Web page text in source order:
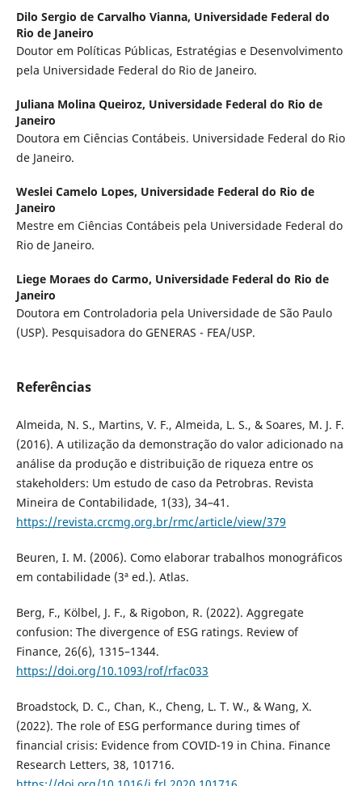
Dilo Sergio de Carvalho Vianna, Universidade Federal do
Rio de Janeiro
Doutor em Políticas Públicas, Estratégias e Desenvolvimento
pela Universidade Federal do Rio de Janeiro.
Juliana Molina Queiroz, Universidade Federal do Rio de
Janeiro
Doutora em Ciências Contábeis. Universidade Federal do Rio
de Janeiro.
Weslei Camelo Lopes, Universidade Federal do Rio de
Janeiro
Mestre em Ciências Contábeis pela Universidade Federal do
Rio de Janeiro.
Liege Moraes do Carmo, Universidade Federal do Rio de
Janeiro
Doutora em Controladoria pela Universidade de São Paulo
(USP). Pesquisadora do GENERAS - FEA/USP.
Referências
Almeida, N. S., Martins, V. F., Almeida, L. S., & Soares, M. J. F.
(2016). A utilização da demonstração do valor adicionado na
análise da produção e distribuição de riqueza entre os
stakeholders: Um estudo de caso da Petrobras. Revista
Mineira de Contabilidade, 1(33), 34–41.
https://revista.crcmg.org.br/rmc/article/view/379
Beuren, I. M. (2006). Como elaborar trabalhos monográficos
em contabilidade (3ª ed.). Atlas.
Berg, F., Kölbel, J. F., & Rigobon, R. (2022). Aggregate
confusion: The divergence of ESG ratings. Review of
Finance, 26(6), 1315–1344.
https://doi.org/10.1093/rof/rfac033
Broadstock, D. C., Chan, K., Cheng, L. T. W., & Wang, X.
(2022). The role of ESG performance during times of
financial crisis: Evidence from COVID-19 in China. Finance
Research Letters, 38, 101716.